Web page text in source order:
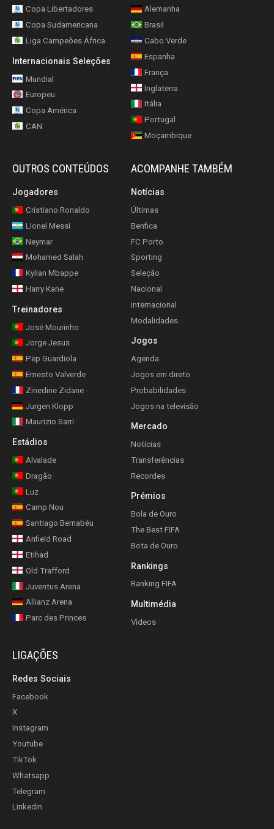
Copa Libertadores
Copa Sudamericana
Liga Campeões África
Internacionais Seleções
Mundial
Europeu
Copa América
CAN
Alemanha
Brasil
Cabo Verde
Espanha
França
Inglaterra
Itália
Portugal
Moçambique
OUTROS CONTEÚDOS
Jogadores
Cristiano Ronaldo
Lionel Messi
Neymar
Mohamed Salah
Kylian Mbappe
Harry Kane
Treinadores
José Mourinho
Jorge Jesus
Pep Guardiola
Ernesto Valverde
Zinedine Zidane
Jurgen Klopp
Maurizio Sarri
Estádios
Alvalade
Dragão
Luz
Camp Nou
Santiago Bernabéu
Anfield Road
Etihad
Old Trafford
Juventus Arena
Allianz Arena
Parc des Princes
ACOMPANHE TAMBÉM
Notícias
Últimas
Benfica
FC Porto
Sporting
Seleção
Nacional
Internacional
Modalidades
Jogos
Agenda
Jogos em direto
Probabilidades
Jogos na televisão
Mercado
Notícias
Transferências
Recordes
Prémios
Bola de Ouro
The Best FIFA
Bota de Ouro
Rankings
Ranking FIFA
Multimédia
Vídeos
LIGAÇÕES
Redes Sociais
Facebook
X
Instagram
Youtube
TikTok
Whatsapp
Telegram
Linkedin